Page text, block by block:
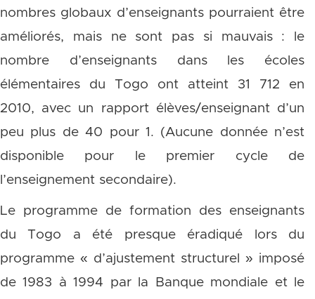
nombres globaux d’enseignants pourraient être
améliorés, mais ne sont pas si mauvais : le
nombre d’enseignants dans les écoles
élémentaires du Togo ont atteint 31 712 en
2010, avec un rapport élèves/enseignant d’un
peu plus de 40 pour 1. (Aucune donnée n’est
disponible pour le premier cycle de
l’enseignement secondaire).
Le programme de formation des enseignants
du Togo a été presque éradiqué lors du
programme « d’ajustement structurel » imposé
de 1983 à 1994 par la Banque mondiale et le